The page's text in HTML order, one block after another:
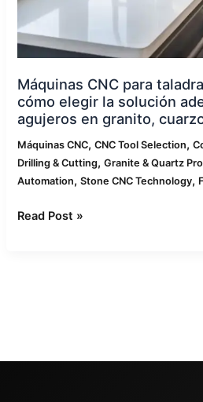
Máquinas CNC para
cómo elegir la solución
agujeros en granito,
Máquinas CNC,CNC Tool Selection,
Drilling & Cutting,Granite & Quartz
Automation,Stone CNC Technology,
para
cortar
agujeros
en
granito,
cuarzo
y
de
piedra
Read Post »